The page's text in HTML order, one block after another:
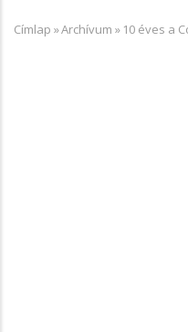
Morzsa
Címlap »Archívum » 10 éves a